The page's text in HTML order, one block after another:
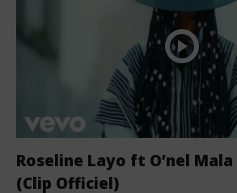
Roseline Layo ft O’nel
(Clip Officiel)